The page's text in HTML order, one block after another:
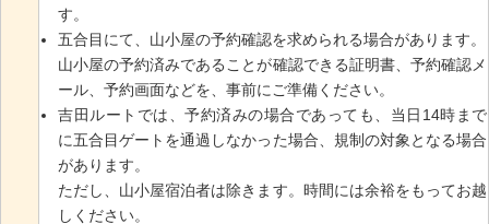
す。
五合目にて、山小屋の予約確認を求められる場合があります。
山小屋の予約済みであることが確認できる証明書、予約確認メ
ール、予約画面などを、事前にご準備ください。
吉田ルートでは、予約済みの場合であっても、当日14時まで
に五合目ゲートを通過しなかった場合、規制の対象となる場合
があります。
ただし、山小屋宿泊者は除きます。時間には余裕をもってお越
しください。